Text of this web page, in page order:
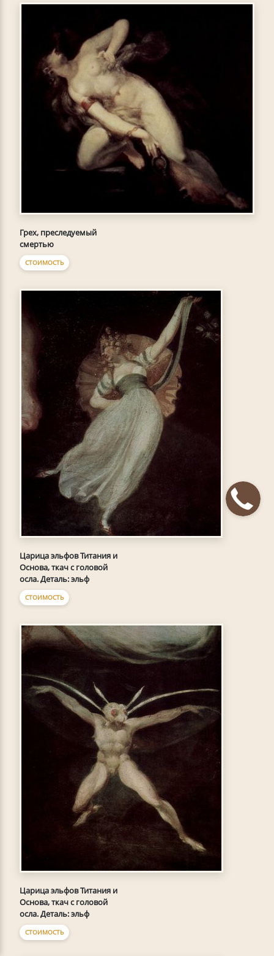
Грех, преследуемый
смертью
СТОИМОСТЬ
Царица эльфов Титания и
Основа, ткач с головой
осла. Деталь: эльф
СТОИМОСТЬ
Царица эльфов Титания и
Основа, ткач с головой
осла. Деталь: эльф
СТОИМОСТЬ